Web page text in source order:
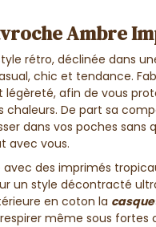
Ambre
rétro, déclinée dans
chic et tendance.
légèreté, afin de vous
chaleurs. De part sa
dans vos poches sans
avec vous.
des imprimés
un style décontracté
en coton la
même sous fortes